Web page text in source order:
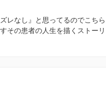
レなし』と思ってるのでこちら
その患者の人生を描くストーリ